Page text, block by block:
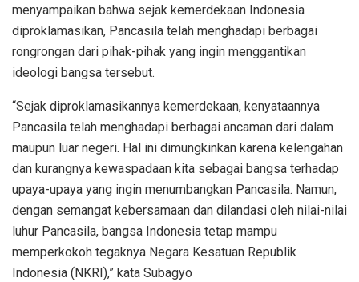
menyampaikan bahwa sejak kemerdekaan Indonesia
diproklamasikan, Pancasila telah menghadapi berbagai
rongrongan dari pihak-pihak yang ingin menggantikan
ideologi bangsa tersebut.
“Sejak diproklamasikannya kemerdekaan, kenyataannya
Pancasila telah menghadapi berbagai ancaman dari dalam
maupun luar negeri. Hal ini dimungkinkan karena kelengahan
dan kurangnya kewaspadaan kita sebagai bangsa terhadap
upaya-upaya yang ingin menumbangkan Pancasila. Namun,
dengan semangat kebersamaan dan dilandasi oleh nilai-nilai
luhur Pancasila, bangsa Indonesia tetap mampu
memperkokoh tegaknya Negara Kesatuan Republik
Indonesia (NKRI),” kata Subagyo